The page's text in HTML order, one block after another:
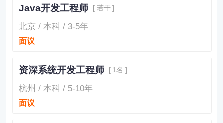
Java开发工程师 [ 若干 ]
北京 / 本科 / 3-5年
面议
资深系统开发工程师 [ 1名 ]
杭州 / 本科 / 5-10年
面议